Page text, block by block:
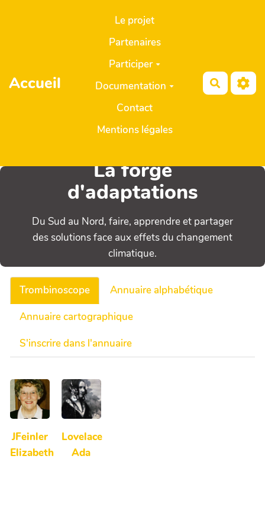
Aller au contenu principal
Accueil
Le projet
Partenaires
Participer
Documentation
Contact
Mentions légales
La forge
d'adaptations
Du Sud au Nord, faire, apprendre et partager
des solutions face aux effets du changement
climatique.
Trombinoscope
Annuaire alphabétique
Annuaire cartographique
S'inscrire dans l'annuaire
JFeinler
Elizabeth
Lovelace
Ada